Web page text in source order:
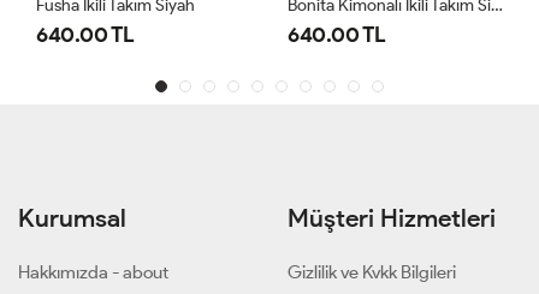
Fusha İkili Takım Siyah
640.00 TL
Bonita Kimonalı İkili Takım Siyah
640.00 TL
Kurumsal
Hakkımızda - about
Müşteri Hizmetleri
Gizlilik ve Kvkk Bilgileri